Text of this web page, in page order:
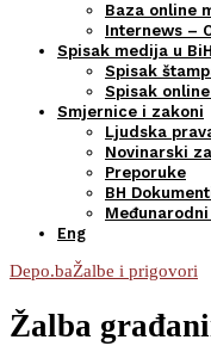
Baza online
Internews –
Spisak medija u BiH
Spisak
Spisak
Smjernice i zakoni
Ljudska
Novinarski
Preporuke
BH
Eng
Depo.baŽalbe i prigovori
Žalba